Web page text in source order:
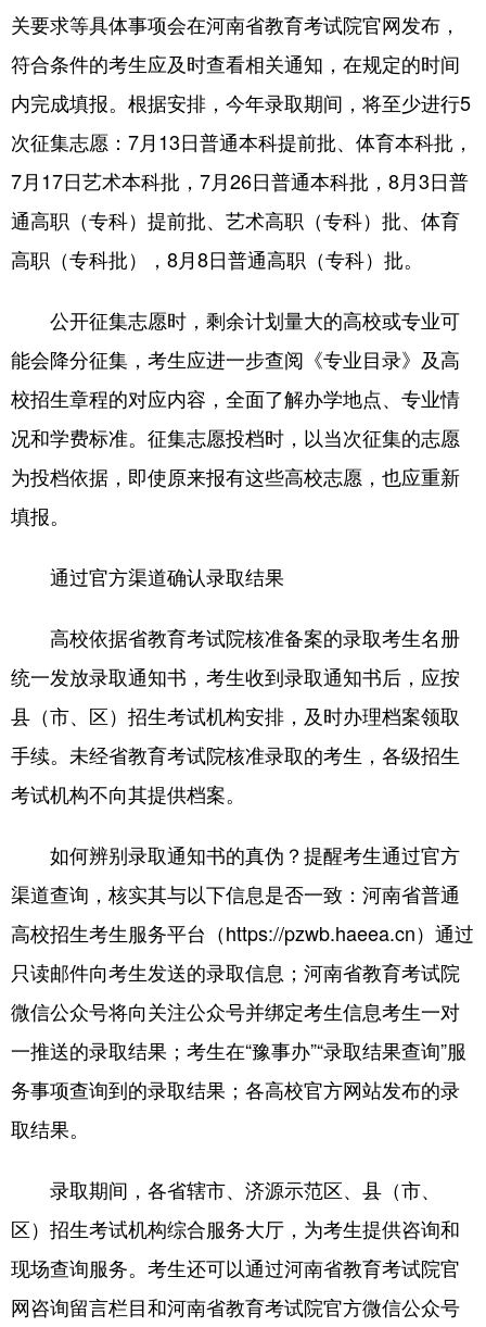
关要求等具体事项会在河南省教育考试院官网发布，
符合条件的考生应及时查看相关通知，在规定的时间
内完成填报。根据安排，今年录取期间，将至少进行5
次征集志愿：7月13日普通本科提前批、体育本科批，
7月17日艺术本科批，7月26日普通本科批，8月3日普
通高职（专科）提前批、艺术高职（专科）批、体育
高职（专科批），8月8日普通高职（专科）批。
公开征集志愿时，剩余计划量大的高校或专业可
能会降分征集，考生应进一步查阅《专业目录》及高
校招生章程的对应内容，全面了解办学地点、专业情
况和学费标准。征集志愿投档时，以当次征集的志愿
为投档依据，即使原来报有这些高校志愿，也应重新
填报。
通过官方渠道确认录取结果
高校依据省教育考试院核准备案的录取考生名册
统一发放录取通知书，考生收到录取通知书后，应按
县（市、区）招生考试机构安排，及时办理档案领取
手续。未经省教育考试院核准录取的考生，各级招生
考试机构不向其提供档案。
如何辨别录取通知书的真伪？提醒考生通过官方
渠道查询，核实其与以下信息是否一致：河南省普通
高校招生考生服务平台（https://pzwb.haeea.cn）通过
只读邮件向考生发送的录取信息；河南省教育考试院
微信公众号将向关注公众号并绑定考生信息考生一对
一推送的录取结果；考生在“豫事办”“录取结果查询”服
务事项查询到的录取结果；各高校官方网站发布的录
取结果。
录取期间，各省辖市、济源示范区、县（市、
区）招生考试机构综合服务大厅，为考生提供咨询和
现场查询服务。考生还可以通过河南省教育考试院官
网咨询留言栏目和河南省教育考试院官方微信公众号